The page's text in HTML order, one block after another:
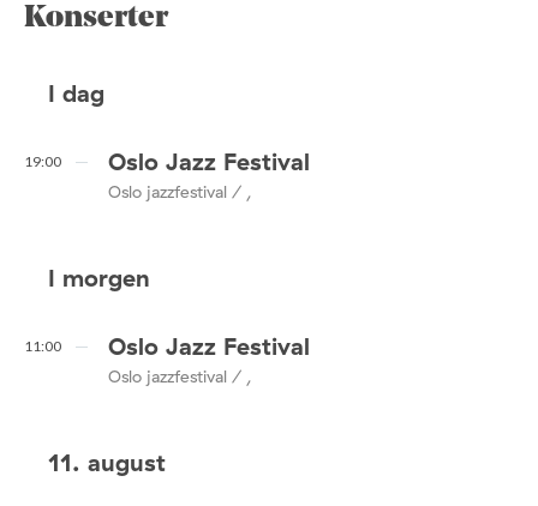
Konserter
I dag
19:00 Oslo Jazz Festival
Oslo jazzfestival / ,
I morgen
11:00 Oslo Jazz Festival
Oslo jazzfestival / ,
11. august